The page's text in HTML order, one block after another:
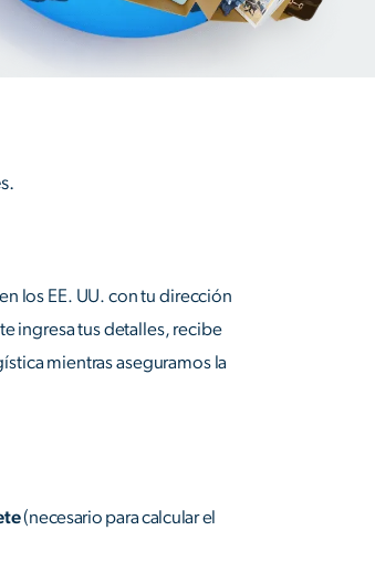
los EE. UU. con tu dirección
ingresa tus detalles, recibe
mientras aseguramos la
(necesario para calcular el